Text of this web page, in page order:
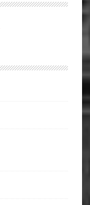
och
Jackie
synas
Vem